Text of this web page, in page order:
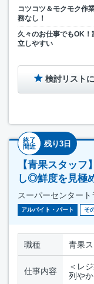
コツコツ＆モクモク作
務なし！
久々のお仕事でもOK！
立しやすい
検討リスト
終了
間近
残り3日
【青果スタッ
し◎鮮度を見極
スーパーセンター
アルバイト・パート そ
職種 青果
仕事内容
＜レ
列や